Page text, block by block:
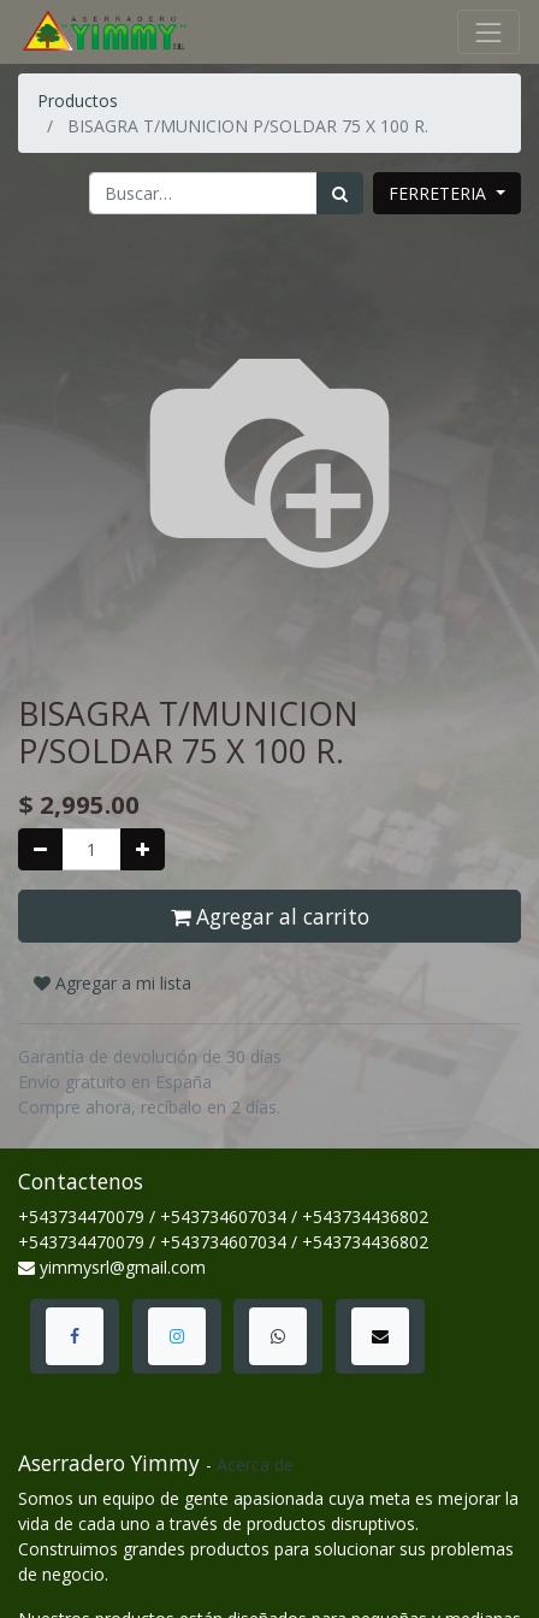
Productos
BISAGRA T/MUNICION P/SOLDAR 75 X 100 R.
FERRETERIA
BISAGRA T/MUNICION
P/SOLDAR 75 X 100 R.
$ 2,995.00
Agregar al carrito
Agregar a mi lista
Garantía de devolución de 30 días
Envío gratuito en España
Compre ahora, recíbalo en 2 días.
Contactenos
+543734470079 / +543734607034 / +543734436802
+543734470079 / +543734607034 / +543734436802
yimmysrl@gmail.com
Aserradero Yimmy - Acerca de
Somos un equipo de gente apasionada cuya meta es mejorar la
vida de cada uno a través de productos disruptivos.
Construimos grandes productos para solucionar sus problemas
de negocio.